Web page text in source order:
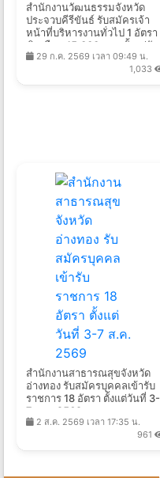
สำนักงานวัฒนธรรมจังหวัด
ประจวบคีรีขันธ์ รับสมัครเจ้า
หน้าที่บริหารงานทั่วไป 1 อัตรา
เงินเดือน 15,000 บาท ตั้งแต่วัน
ที่ 27 ก.ค. - 13 ส.ค. 2569
29 ก.ค. 2569 เวลา 09:49 น.
1,033
สำนักงานสาธารณสุขจังหวัด
อ่างทอง รับสมัครบุคคลเข้ารับ
ราชการ 18 อัตรา ตั้งแต่วันที่ 3-
7 ส.ค. 2569
2 ส.ค. 2569 เวลา 17:35 น.
961